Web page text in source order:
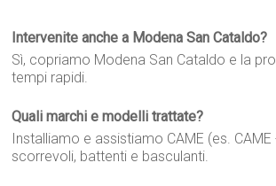
Intervenite anche a Modena San Cataldo?
Sì, copriamo Modena San Cataldo e la
tempi rapidi.
Quali marchi e modelli trattate?
Installiamo e assistiamo CAME (es. CAME
scorrevoli, battenti e basculanti.